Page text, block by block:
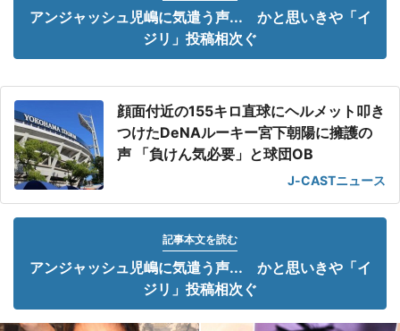
アンジャッシュ児嶋に気遣う声... かと思いきや「イ
ジリ」投稿相次ぐ
顔面付近の155キロ直球にヘルメット叩き
つけたDeNAルーキー宮下朝陽に擁護の
声 「負けん気必要」と球団OB
J-CASTニュース
記事本文を読む
アンジャッシュ児嶋に気遣う声... かと思いきや「イ
ジリ」投稿相次ぐ